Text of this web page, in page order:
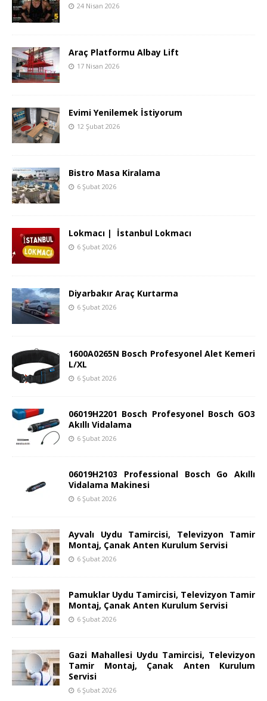
24 Nisan 2026
Araç Platformu Albay Lift
17 Nisan 2026
Evimi Yenilemek İstiyorum
12 Şubat 2026
Bistro Masa Kiralama
6 Şubat 2026
Lokmacı | İstanbul Lokmacı
6 Şubat 2026
Diyarbakır Araç Kurtarma
6 Şubat 2026
1600A0265N Bosch Profesyonel Alet Kemeri
L/XL
6 Şubat 2026
06019H2201 Bosch Profesyonel Bosch GO3
Akıllı Vidalama
6 Şubat 2026
06019H2103 Professional Bosch Go Akıllı
Vidalama Makinesi
6 Şubat 2026
Ayvalı Uydu Tamircisi, Televizyon Tamir
Montaj, Çanak Anten Kurulum Servisi
6 Şubat 2026
Pamuklar Uydu Tamircisi, Televizyon Tamir
Montaj, Çanak Anten Kurulum Servisi
6 Şubat 2026
Gazi Mahallesi Uydu Tamircisi, Televizyon
Tamir Montaj, Çanak Anten Kurulum
Servisi
6 Şubat 2026